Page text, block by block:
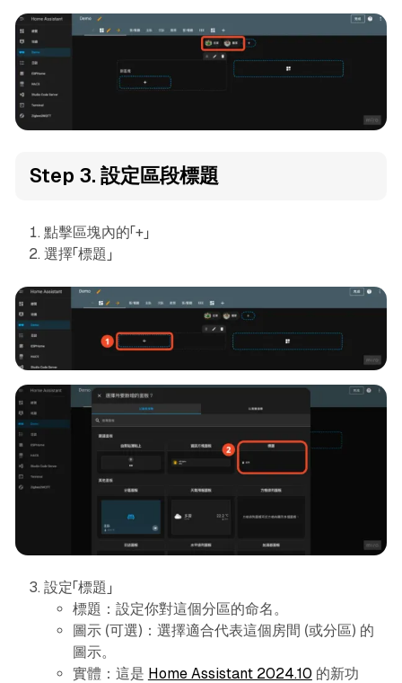
Step 3. 設定區段標題
點擊區塊內的「+」
選擇「標題」
設定「標題」
標題：設定你對這個分區的命名。
圖示 (可選)：選擇適合代表這個房間 (或分區) 的
圖示。
實體：這是 Home Assistant 2024.10 的新功